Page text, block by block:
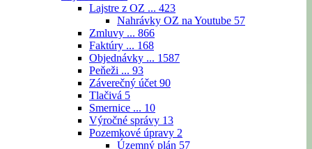
Lajstre z OZ ... 423
Nahrávky OZ na Youtube 57
Zmluvy ... 866
Faktúry ... 168
Objednávky ... 1587
Peňeži ... 93
Záverečný účet 90
Tlačivá 5
Smernice ... 10
Výročné správy 13
Pozemkové úpravy 2
Územný plán 57